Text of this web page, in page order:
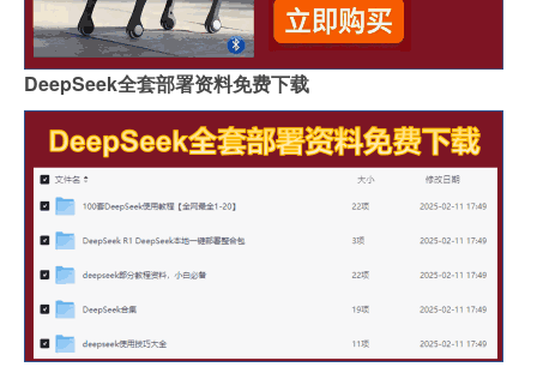
DeepSeek全套部署资料免费下载